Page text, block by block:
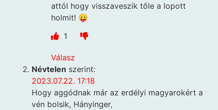
attól hogy visszaveszik tőle a lopott
holmit! 😛
1
Válasz
Névtelen szerint:
2023.07.22. 17:18
Hogy aggódnak már az erdélyi magyarokért a
vén bolsik, Hányinger,